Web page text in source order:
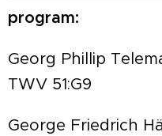
program:
Georg Phillip
TWV 51:G9
George Friedrich